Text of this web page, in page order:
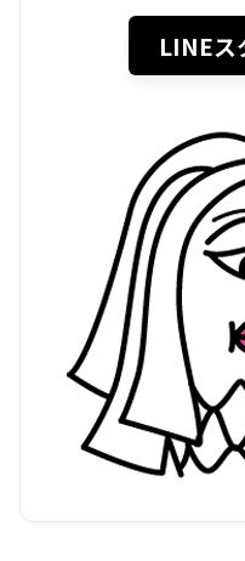
LINEス